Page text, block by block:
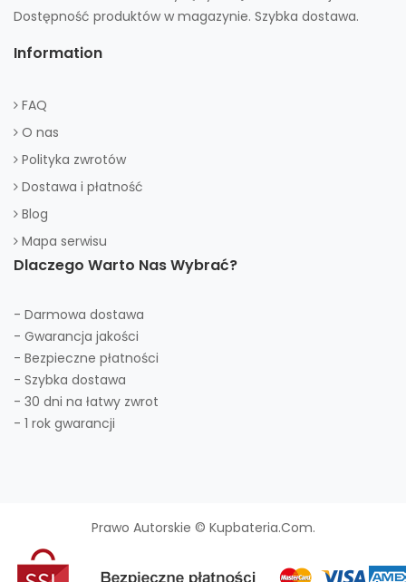
Dostępność produktów w magazynie. Szybka dostawa.
Information
FAQ
O nas
Polityka zwrotów
Dostawa i płatność
Blog
Mapa serwisu
Dlaczego Warto Nas Wybrać?
- Darmowa dostawa
- Gwarancja jakości
- Bezpieczne płatności
- Szybka dostawa
- 30 dni na łatwy zwrot
- 1 rok gwarancji
Prawo Autorskie © Kupbateria.com.